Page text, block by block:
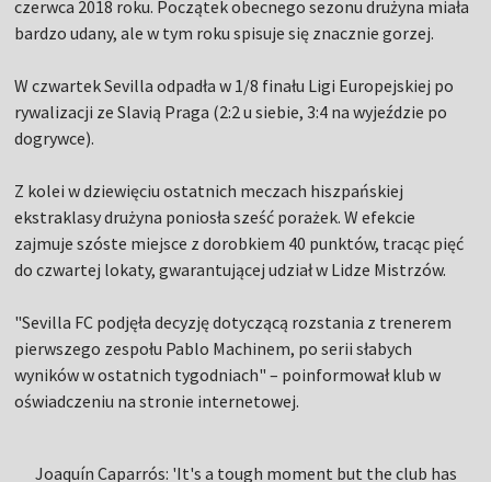
czerwca 2018 roku. Początek obecnego sezonu drużyna miała
bardzo udany, ale w tym roku spisuje się znacznie gorzej.
W czwartek Sevilla odpadła w 1/8 finału Ligi Europejskiej po
rywalizacji ze Slavią Praga (2:2 u siebie, 3:4 na wyjeździe po
dogrywce).
Z kolei w dziewięciu ostatnich meczach hiszpańskiej
ekstraklasy drużyna poniosła sześć porażek. W efekcie
zajmuje szóste miejsce z dorobkiem 40 punktów, tracąc pięć
do czwartej lokaty, gwarantującej udział w Lidze Mistrzów.
"Sevilla FC podjęła decyzję dotyczącą rozstania z trenerem
pierwszego zespołu Pablo Machinem, po serii słabych
wyników w ostatnich tygodniach" – poinformował klub w
oświadczeniu na stronie internetowej.
Joaquín Caparrós: 'It's a tough moment but the club has